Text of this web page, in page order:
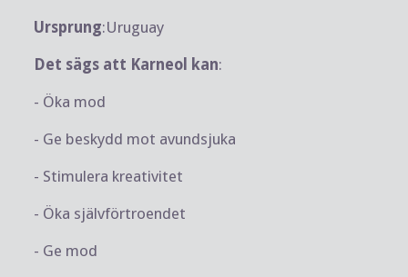
Ursprung:Uruguay
Det sägs att Karneol kan:
- Öka mod
- Ge beskydd mot avundsjuka
- Stimulera kreativitet
- Öka självförtroendet
- Ge mod